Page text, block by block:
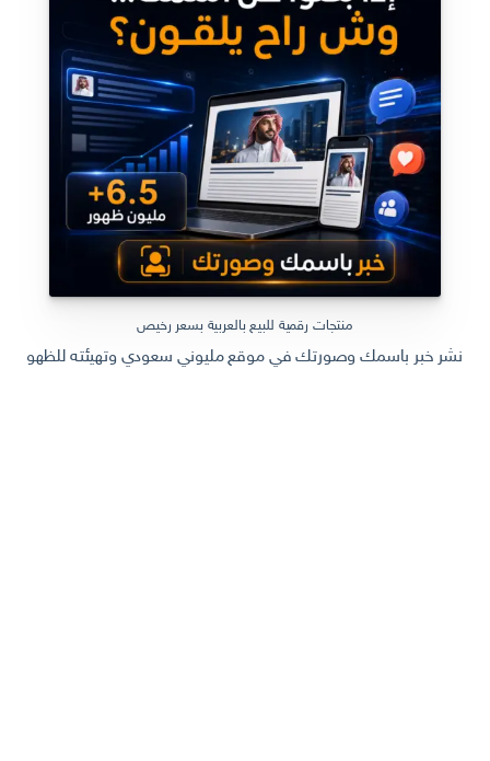
منتجات رقمية للبيع بالعربية بسعر رخيص
نشر خبر باسمك وصورتك في موقع مليوني سعودي وتهيئته للظهور
ر.س 599,00.